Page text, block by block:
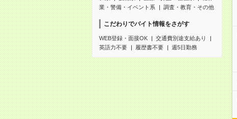
業・警備・イベント系
調査・教育・その他
こだわりでバイト情報をさがす
WEB登録・面接OK
交通費別途支給あり
英語力不要
履歴書不要 週5日勤務